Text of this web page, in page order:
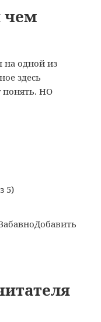
чем
на одной из
здесь
понять. НО
5)
Добавить